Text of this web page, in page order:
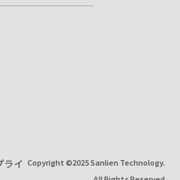
ライ Copyright ©2025 Sanlien Technology.